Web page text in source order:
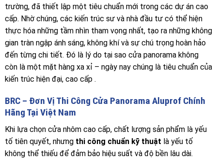
trường, đã thiết lập một tiêu chuẩn mới trong các dự án cao
cấp. Nhờ chúng, các kiến ​​trúc sư và nhà đầu tư có thể hiện
thực hóa những tầm nhìn tham vọng nhất, tạo ra những không
gian tràn ngập ánh sáng, không khí và sự chú trọng hoàn hảo
đến từng chi tiết. Đó là lý do tại sao cửa panorama không
còn là một mặt hàng xa xỉ – ngày nay chúng là tiêu chuẩn của
kiến ​​trúc hiện đại, cao cấp .
BRC – Đơn Vị Thi Công Cửa Panorama Aluprof Chính
Hãng Tại Việt Nam
Khi lựa chọn cửa nhôm cao cấp, chất lượng sản phẩm là yếu
tố tiên quyết, nhưng thi công chuẩn kỹ thuật là yếu tố
không thể thiếu để đảm bảo hiệu suất và độ bền lâu dài.